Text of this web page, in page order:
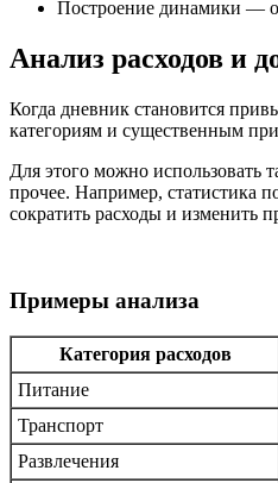
Построение динамики —
Анализ расходов и
Когда дневник становится
категориям и существенным
Для этого можно использовать
прочее. Например, статистика
сократить расходы и изменить
Примеры анализа
Категория расходов
Питание
Транспорт
Развлечения